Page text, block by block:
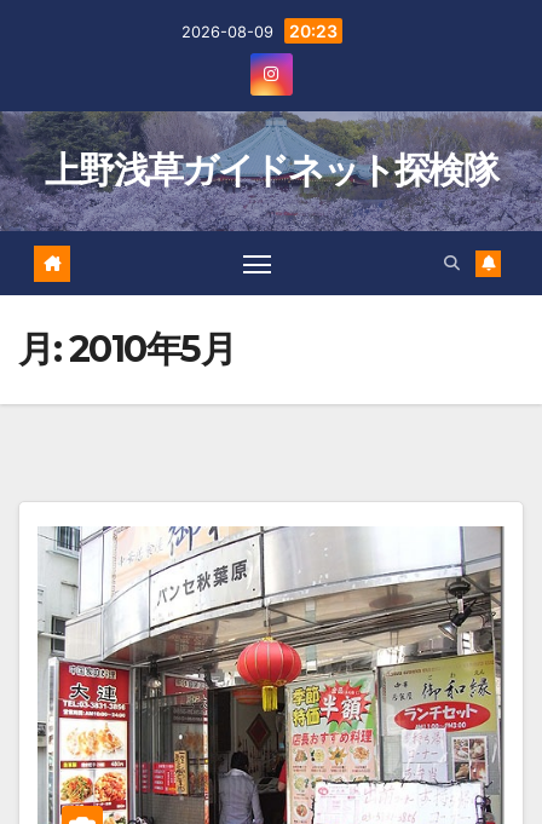
2026-08-09 20:23
上野浅草ガイドネット探検隊
月:2010年5月